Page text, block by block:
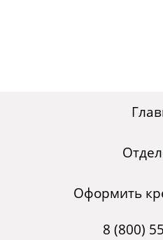
Оформить
8 (800)